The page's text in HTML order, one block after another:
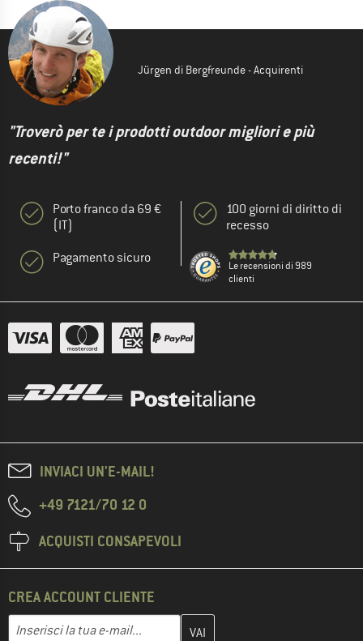
Jürgen di Bergfreunde - Acquirenti
"Troverò per te i prodotti outdoor migliori e più
recenti!"
Porto franco da 69 €
(IT)
Pagamento sicuro
100 giorni di diritto di
recesso
Le recensioni di 989
clienti
INVIACI UN'E-MAIL!
+49 7121/70 12 0
ACQUISTI CONSAPEVOLI
CREA ACCOUNT CLIENTE
Indirizzo e-mail
Inserisci qui il tuo indirizzo e-mail e crea il tuo account cliente